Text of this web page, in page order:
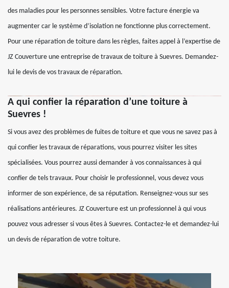
des maladies pour les personnes sensibles. Votre facture énergie va
augmenter car le système d’isolation ne fonctionne plus correctement.
Pour une réparation de toiture dans les règles, faites appel à l’expertise de
JZ Couverture une entreprise de travaux de toiture à Suevres. Demandez-
lui le devis de vos travaux de réparation.
A qui confier la réparation d’une toiture à
Suevres !
Si vous avez des problèmes de fuites de toiture et que vous ne savez pas à
qui confier les travaux de réparations, vous pourrez visiter les sites
spécialisées. Vous pourrez aussi demander à vos connaissances à qui
confier de tels travaux. Pour choisir le professionnel, vous devez vous
informer de son expérience, de sa réputation. Renseignez-vous sur ses
réalisations antérieures. JZ Couverture est un professionnel à qui vous
pouvez vous adresser si vous êtes à Suevres. Contactez-le et demandez-lui
un devis de réparation de votre toiture.